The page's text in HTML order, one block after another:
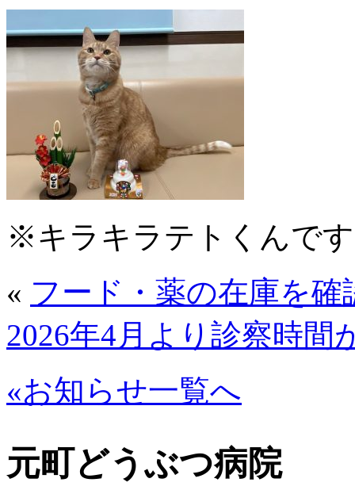
※キラキラテトくんで
« フード・薬の在庫を
2026年4月より診察時間
«お知らせ一覧へ
元町どうぶつ病院